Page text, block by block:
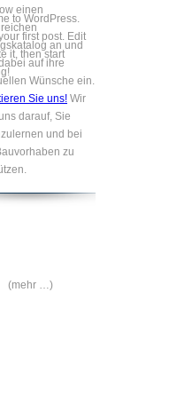
einen
an und
auf ihre
Wünsche ein.
Sie uns! Wir
darauf, Sie
und bei
zu
to WordPress.
first post. Edit
it, then start
(mehr …)